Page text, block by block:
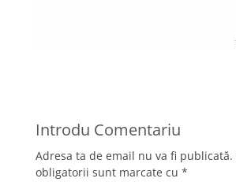
Introdu Comentariu
Adresa ta de email nu va fi publicată.
obligatorii sunt marcate cu *